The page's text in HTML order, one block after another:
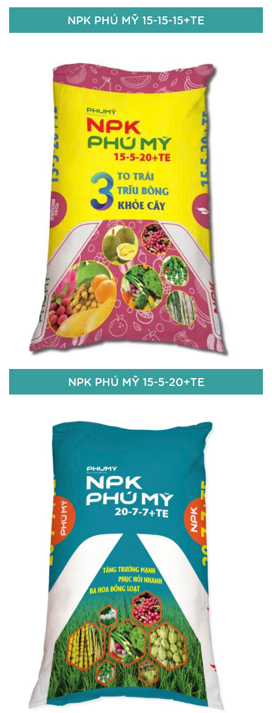
Chi tiết
NPK PHÚ MỸ 15-15-15+TE
NPK PHÚ MỸ 15-15-15+TE
15% N
15% P2O5
15% K2O
Zn: 50 ppm; Bo: 50 ppm
Chi tiết
NPK PHÚ MỸ 15-5-20+TE
NPK PHÚ MỸ 15-5-20+TE
Đạm Tổng số (Nts): 15%;
Lân hữu hiệu (P2O5hh): 5%;
Kali hữu hiệu (K2Ohh): 20%;
TE (Zn: 50ppm; B: 50ppm);
Độ ẩm: 5%.